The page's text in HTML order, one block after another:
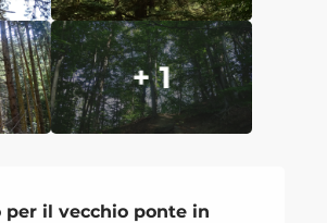
+ 1
per il vecchio ponte in